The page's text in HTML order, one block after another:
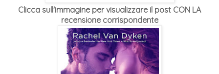
Clicca sull'immagine per visualizzare il post CON LA
recensione corrispondente